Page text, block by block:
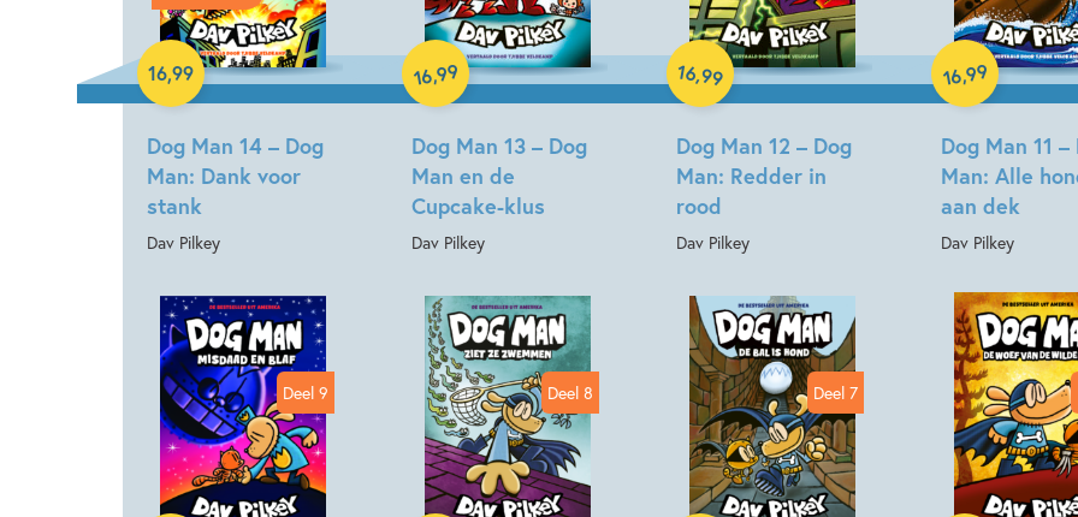
Dog Man 14 – Dog
Man: Dank voor
stank
Dav Pilkey
16,99
Hardcover
Dog Man 13 – Dog
Man en de
Cupcake-klus
Dav Pilkey
16,99
Hardcover
Dog Man 12 – Dog
Man: Redder in
rood
Dav Pilkey
16,99
Hardcover
Dog Man 11 –
Man: Alle
aan dek
Dav Pilkey
16,99
Hardcover
Deel 9
Hardcover
Deel 8
Hardcover
Deel 7
Hardcover Hardcover